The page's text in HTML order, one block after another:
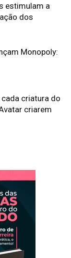
estimulam a
dos
Monopoly:
cada criatura do
criarem